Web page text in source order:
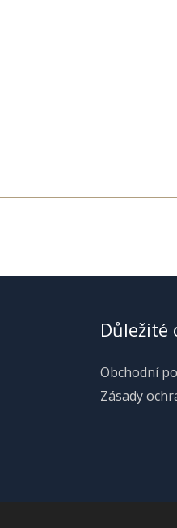
Důležité
Obchodní
Zásady